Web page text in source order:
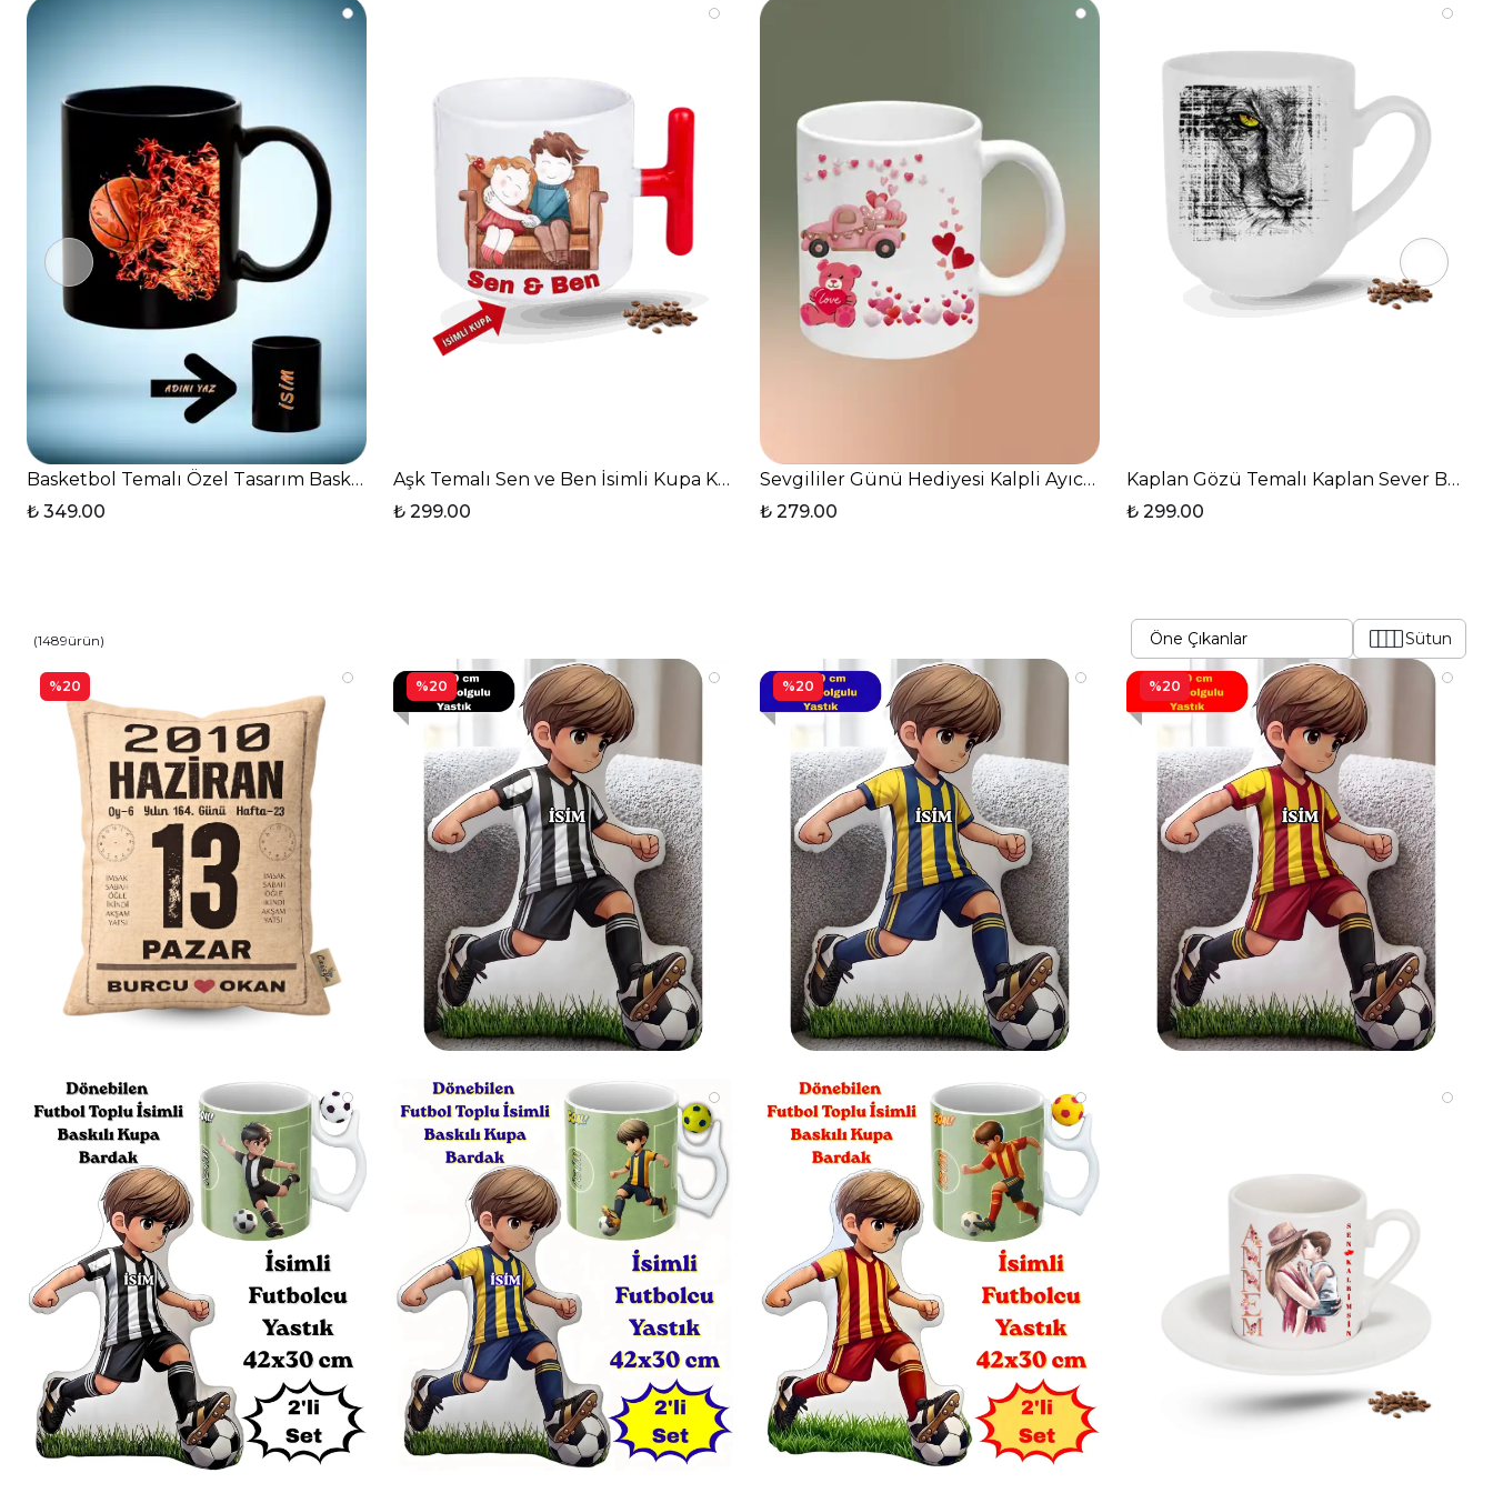
Basketbol Temalı Özel Tasarım Baskılı Basket Sever Siyah Kupa Bardak Çay Kahve Fincanı-4
₺ 349.00
Aşk Temalı Sen ve Ben İsimli Kupa Kalpli Baskılı T Saplı Porselen Kupa Bardak-6
₺ 299.00
Sevgililer Günü Hediyesi Kalpli Ayıcık Baskılı Kupa Bardak Çay Kahve Fincanı
₺ 279.00
Kaplan Gözü Temalı Kaplan Sever
₺ 299.00
(1489ürün) Sütun
%20 %20 %20 %20